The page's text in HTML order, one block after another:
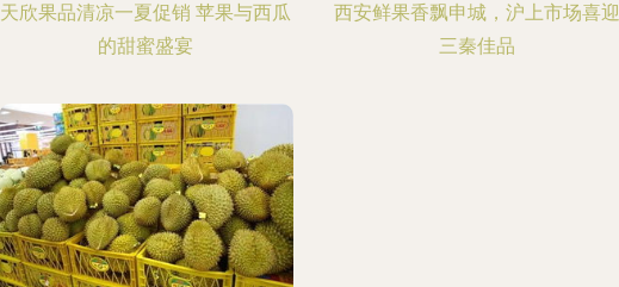
天欣果品清凉一夏促销 苹果与西瓜
的甜蜜盛宴
西安鲜果香飘申城，沪上市场喜迎
三秦佳品